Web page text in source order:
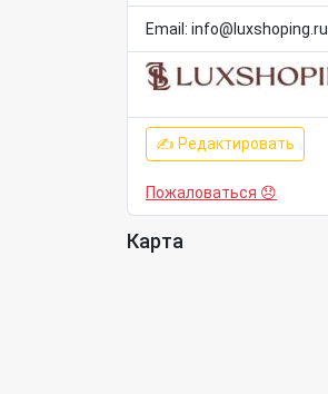
Email: info@luxshoping.ru
✍ Редактировать
Пожаловаться 😞
Карта